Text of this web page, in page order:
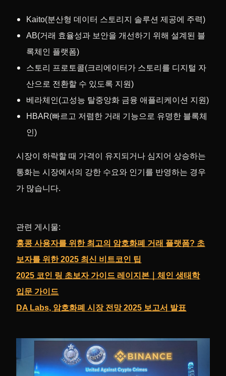
Kaito(분산형 데이터 스토리지 솔루션 제공에 주력)
AB(거래 효율성과 보안을 개선하기 위해 설계된 블
록체인 플랫폼)
스토리 프로토콜(크리에이터가 스토리를 디지털 자
산으로 전환할 수 있도록 지원)
베라체인(고성능 탈중앙화 금융 애플리케이션 지원)
HBAR(빠르고 저렴한 거래 기능으로 유명한 블록체
인)
시장이 하락할 때 가격이 유지되거나 심지어 상승하는
통화는 시장에서의 강한 수요와 인기를 반영하는 경우
가 많습니다.
관련 게시물:
홍콩 사용자를 위한 최고의 암호화폐 거래 플랫폼? 초
보자를 위한 2025 최신 비트코인 팁
2025 코인 링 초보자 가이드 레이지본｜체인 생태학
입문 가이드
DA Labs, 암호화폐 시장 전망 2025 보고서 발표